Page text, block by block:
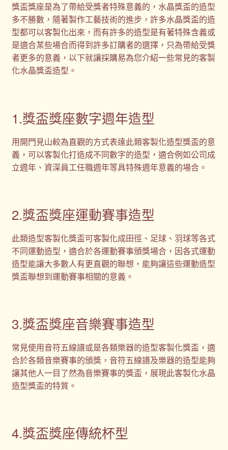
獎盃獎座是為了帶給受獎者特殊意義的，水晶獎盃的造型
多不勝數，隨著製作工藝技術的進步，許多水晶獎盃的造
型都可以客製化出來，而有許多的造型是有著特殊含義或
是適合某些場合而得到許多訂購者的選擇，只為帶給受獎
者更多的意義，以下就讓採購易為您介紹一些常見的客製
化水晶獎盃造型。
1.獎盃獎座數字週年造型
用開門見山較為直觀的方式表達此類客製化造型獎盃的意
義，可以客製化打造成不同數字的造型，適合例如公司成
立週年、資深員工任職週年等具特殊週年意義的場合。
2.獎盃獎座運動賽事造型
此類造型客製化獎盃可客製化成田徑、足球、羽球等各式
不同運動造型，適合於各運動賽事頒獎場合，因各式運動
造型能讓大多數人有更直觀的聯想，能夠讓這些運動造型
獎盃聯想到運動賽事相關的意義。
3.獎盃獎座音樂賽事造型
常見使用音符五線譜或是各類樂器的造型客製化獎盃，適
合於各類音樂賽事的頒獎，音符五線譜及樂器的造型能夠
讓其他人一目了然為音樂賽事的獎盃，展現此客製化水晶
造型獎盃的特質。
4.獎盃獎座傳統杯型